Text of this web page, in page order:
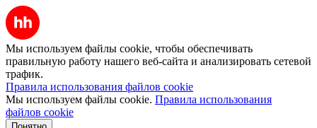
Мы используем файлы cookie, чтобы обеспечивать
правильную работу нашего веб-сайта и анализировать сетевой
трафик.
Правила использования файлов cookie
Мы используем файлы cookie. Правила использования
файлов cookie